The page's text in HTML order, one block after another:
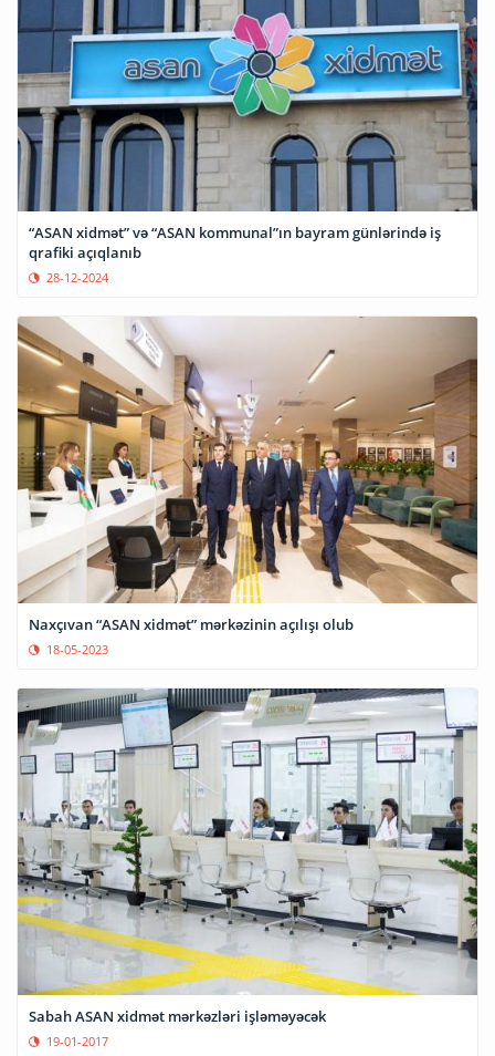
“ASAN xidmət” və “ASAN kommunal”ın bayram günlərində iş
qrafiki açıqlanıb
28-12-2024
Naxçıvan “ASAN xidmət” mərkəzinin açılışı olub
18-05-2023
Sabah ASAN xidmət mərkəzləri işləməyəcək
19-01-2017